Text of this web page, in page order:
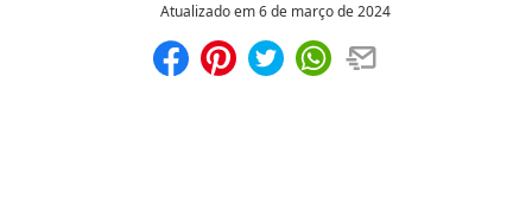
Atualizado em6 de março de 2024